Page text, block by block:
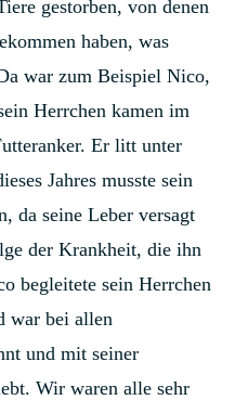
gestorben, von denen
haben, was
war zum Beispiel Nico,
Herrchen kamen im
Er litt unter
Jahres musste sein
da seine Leber versagt
der Krankheit, die ihn
begleitete sein Herrchen
war bei allen
und mit seiner
Wir waren alle sehr